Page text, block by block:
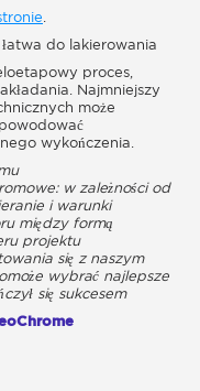
.
do lakierowania
proces,
Najmniejszy
może
wykończenia.
w zależności od
i warunki
między formą
projektu
się z naszym
wybrać najlepsze
się sukcesem